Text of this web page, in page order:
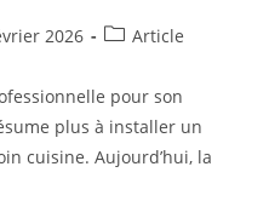
2026 Article
pour son
plus à installer un
cuisine. Aujourd’hui, la